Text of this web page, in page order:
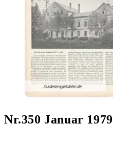
Nr.350 Januar 1979